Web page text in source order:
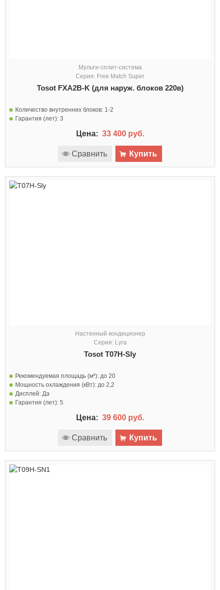
Мульти-сплит-система
Серия: Free Match Super
Tosot FXA2В-K (для наруж. блоков 220в)
Количество внутренних блоков: 1-2
Гарантия (лет): 3
Цена: 33 400 руб.
Сравнить Купить
Настенный кондиционер
Серия: Lyra
Tosot T07H-Sly
Рекомендуемая площадь (м²): до 20
Мощность охлаждения (кВт): до 2,2
Дисплей: Да
Гарантия (лет): 5
Цена: 39 600 руб.
Сравнить Купить